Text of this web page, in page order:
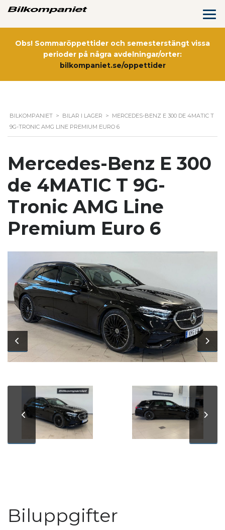
Obs! Sommaröppettider och semesterstängt vissa
perioder på några avdelningar/orter:
bilkompaniet.se/oppettider
BILKOMPANIET > BILAR I LAGER > MERCEDES-BENZ E 300 DE 4MATIC T
9G-TRONIC AMG LINE PREMIUM EURO 6
Mercedes-Benz E 300
de 4MATIC T 9G-
Tronic AMG Line
Premium Euro 6
Biluppgifter